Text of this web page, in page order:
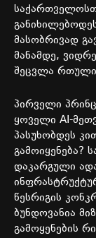
მასობრივად
მანამდე, ვიდრე
შეცვლა რთული
პირველი
ყოველი AI-
პასუხობდეს
გამოიყენება?
დაკარგული
წესრიგის
ბუნდოვანია
გამოყენების